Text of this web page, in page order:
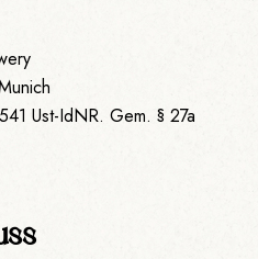
Ust-IdNR. Gem. § 27a